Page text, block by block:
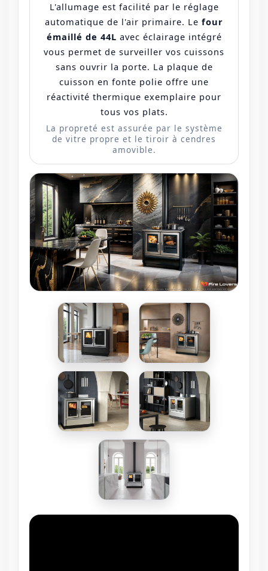
L'allumage est facilité par le réglage
automatique de l'air primaire. Le four
émaillé de 44L avec éclairage intégré
vous permet de surveiller vos cuissons
sans ouvrir la porte. La plaque de
cuisson en fonte polie offre une
réactivité thermique exemplaire pour
tous vos plats.
La propreté est assurée par le système
de vitre propre et le tiroir à cendres
amovible.